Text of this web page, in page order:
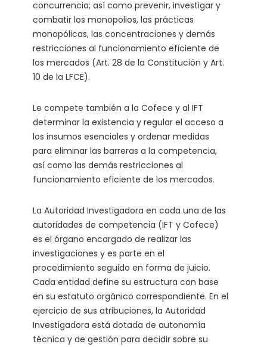
concurrencia; así como prevenir, investigar y
combatir los monopolios, las prácticas
monopólicas, las concentraciones y demás
restricciones al funcionamiento eficiente de
los mercados (Art. 28 de la Constitución y Art.
10 de la LFCE).
Le compete también a la Cofece y al IFT
determinar la existencia y regular el acceso a
los insumos esenciales y ordenar medidas
para eliminar las barreras a la competencia,
así como las demás restricciones al
funcionamiento eficiente de los mercados.
La Autoridad Investigadora en cada una de las
autoridades de competencia (IFT y Cofece)
es el órgano encargado de realizar las
investigaciones y es parte en el
procedimiento seguido en forma de juicio.
Cada entidad define su estructura con base
en su estatuto orgánico correspondiente. En el
ejercicio de sus atribuciones, la Autoridad
Investigadora está dotada de autonomía
técnica y de gestión para decidir sobre su